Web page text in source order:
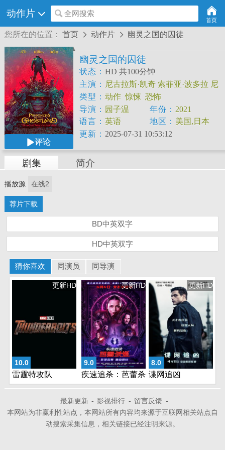
动作片 全网搜索
首页
您所在的位置： 首页  动作片  幽灵之国的囚徒
评论
幽灵之国的囚徒
状态： HD 共100分钟
主演： 尼古拉斯·凯奇 索菲亚·波多拉 尼
克·卡萨维蒂 比尔·莫斯利
晃 马修·乔齐克
Takato Yonemoto Narisa Suzuki Canon
类型： 动作 惊悚 恐怖
导演： 园子温 年份： 2021
语言： 英语 地区： 美国,日本
更新： 2025-07-31 10:53:12
剧集 简介
播放源 在线2
荐片下载
BD中英双字
HD中英双字
猜你喜欢 同演员 同导演
10.0
更新HD
雷霆特攻队
9.0
更新HD
疾速追杀：芭蕾杀
姬
8.0
更新HD
谍网追凶
最新更新 - 影视排行 - 留言反馈 -
本网站为非赢利性站点，本网站所有内容均来源于互联网相关站点自
动搜索采集信息，相关链接已经注明来源。